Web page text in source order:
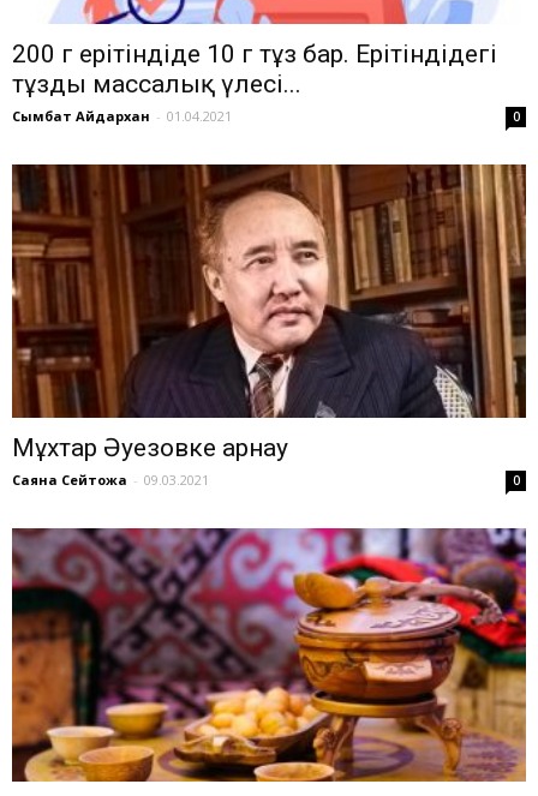
200 г ерітіндіде 10 г тұз бар. Ерітіндідегі
тұздың массалық үлесі...
Сымбат Айдархан - 01.04.2021 0
Мұхтар Әуезовке арнау
Саяна Сейтқожа - 09.03.2021 0